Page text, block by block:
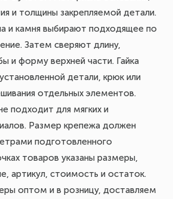
и толщины закрепляемой детали.
и камня выбирают подходящее по
Затем сверяют длину,
и форму верхней части. Гайка
детали, крюк или
отдельных элементов.
подходит для мягких и
Размер крепежа должен
подготовленного
товаров указаны размеры,
артикул, стоимость и остаток.
оптом и в розницу, доставляем